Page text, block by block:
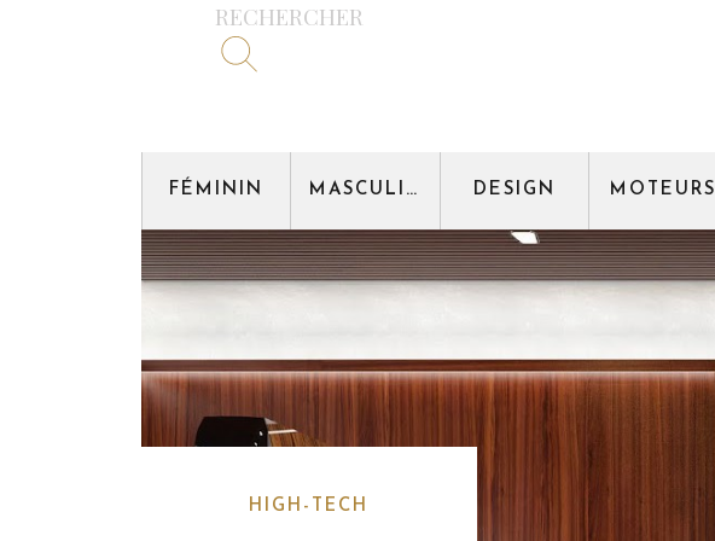
RECHERCHER
FÉMININ MASCULIN DESIGN MOTEURS
HIGH-TECH